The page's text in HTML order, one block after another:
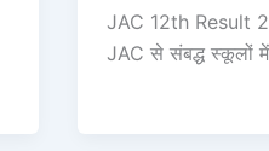
JAC 12th Result
JAC से संबद्ध स्कूलों में